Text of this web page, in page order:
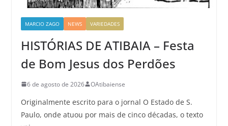
MARCIO ZAGO NEWS VARIEDADES
HISTÓRIAS DE ATIBAIA – Festa
de Bom Jesus dos Perdões
6 de agosto de 2026 OAtibaiense
Originalmente escrito para o jornal O Estado de S.
Paulo, onde atuou por mais de cinco décadas, o texto